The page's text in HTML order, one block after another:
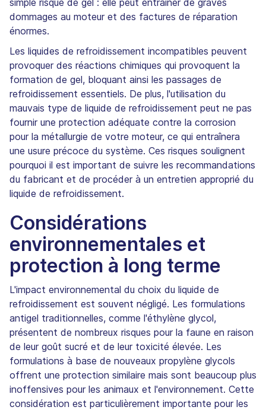
dommages au moteur et des factures de réparation
énormes.
Les liquides de refroidissement incompatibles peuvent
provoquer des réactions chimiques qui provoquent la
formation de gel, bloquant ainsi les passages de
refroidissement essentiels. De plus, l'utilisation du
mauvais type de liquide de refroidissement peut ne pas
fournir une protection adéquate contre la corrosion
pour la métallurgie de votre moteur, ce qui entraînera
une usure précoce du système. Ces risques soulignent
pourquoi il est important de suivre les recommandations
du fabricant et de procéder à un entretien approprié du
liquide de refroidissement.
Considérations
environnementales et
protection à long terme
L'impact environnemental du choix du liquide de
refroidissement est souvent négligé. Les formulations
antigel traditionnelles, comme l'éthylène glycol,
présentent de nombreux risques pour la faune en raison
de leur goût sucré et de leur toxicité élevée. Les
formulations à base de nouveaux propylène glycols
offrent une protection similaire mais sont beaucoup plus
inoffensives pour les animaux et l'environnement. Cette
considération est particulièrement importante pour les